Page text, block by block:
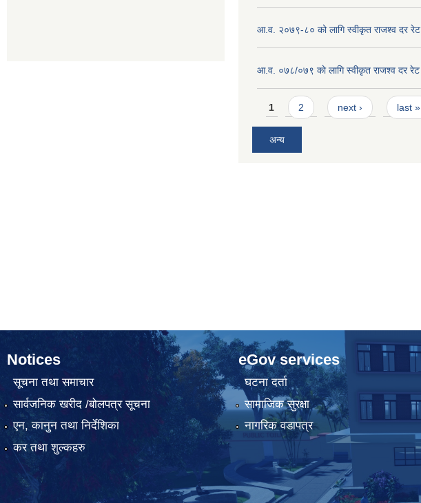
आ.व. २०७९-८० को लागि स्वीकृत राजश्व दर रेट
आ.व. ०७८/०७९ काे लागि स्वीकृत राजश्व दर रेट
Pages
1 2 next › last »
अन्य
Notices
सूचना तथा समाचार
सार्वजनिक खरीद /बोलपत्र सूचना
एन, कानुन तथा निर्देशिका
कर तथा शुल्कहरु
eGov services
घटना दर्ता
सामाजिक सुरक्षा
नागरिक वडापत्र